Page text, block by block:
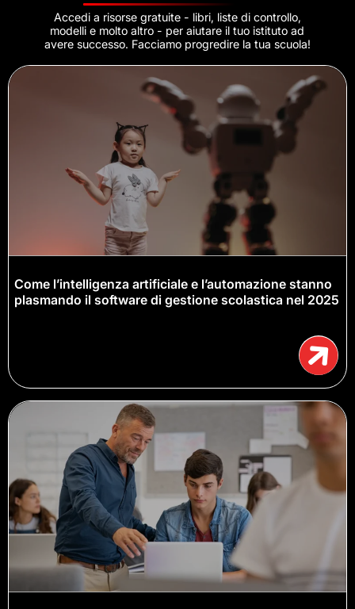
Accedi a risorse gratuite - libri, liste di controllo,
modelli e molto altro - per aiutare il tuo istituto ad
avere successo. Facciamo progredire la tua scuola!
Come l’intelligenza artificiale e l’automazione stanno
plasmando il software di gestione scolastica nel 2025